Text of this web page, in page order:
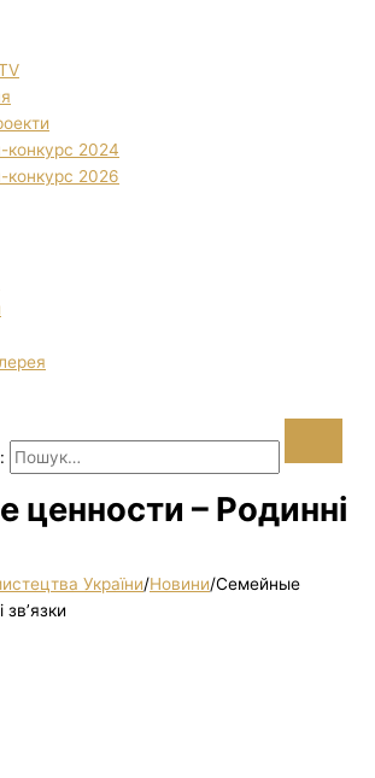
конкурс 2024
конкурс 2026
ценности – Родинні
України/Новини/Семейные